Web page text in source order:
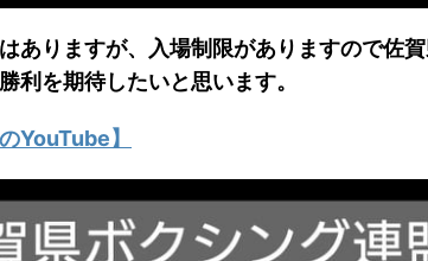
ありますが、入場制限がありますので佐
利を期待したいと思います。
YouTube】